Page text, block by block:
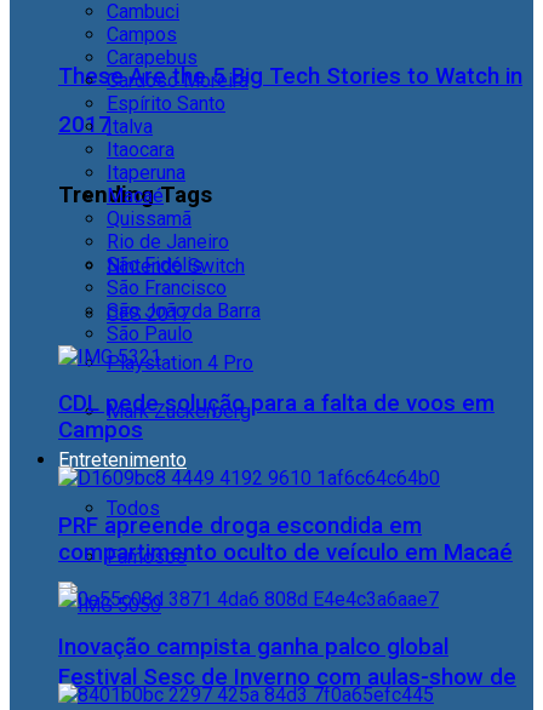
These Are the 5 Big Tech Stories to Watch in
2017
Trending Tags
Nintendo Switch
CES 2017
Playstation 4 Pro
Mark Zuckerberg
Entretenimento
Todos
Famosos
Festival Sesc de Inverno com aulas-show de
Cambuci
Campos
Carapebus
Cardoso Moreira
Espírito Santo
Italva
Itaocara
Itaperuna
Macaé
Quissamã
Rio de Janeiro
São Fidélis
São Francisco
São João da Barra
São Paulo
CDL pede solução para a falta de voos em
Campos
PRF apreende droga escondida em
compartimento oculto de veículo em Macaé
Inovação campista ganha palco global